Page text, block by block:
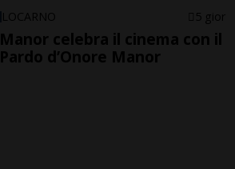
LOCARNO 5 gior
Manor celebra il cinema con il
Pardo d’Onore Manor